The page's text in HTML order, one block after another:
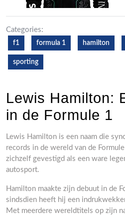
Categories:
f1 formula 1 hamilton
sporting
Lewis Hamilton:
in de Formule 1
Lewis Hamilton is een naam die
records in de wereld van de
zichzelf gevestigd als een ware
autosport.
Hamilton maakte zijn debuut in de
sindsdien heeft hij een
Met meerdere wereldtitels op zijn